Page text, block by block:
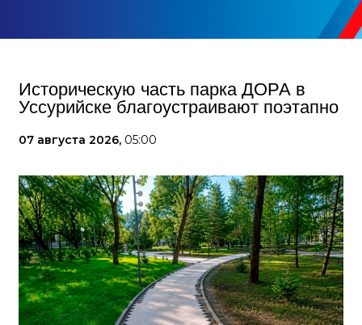
Историческую часть парка ДОРА в
Уссурийске благоустраивают поэтапно
07 августа 2026, 05:00